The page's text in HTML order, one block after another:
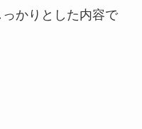
かりとした内容で